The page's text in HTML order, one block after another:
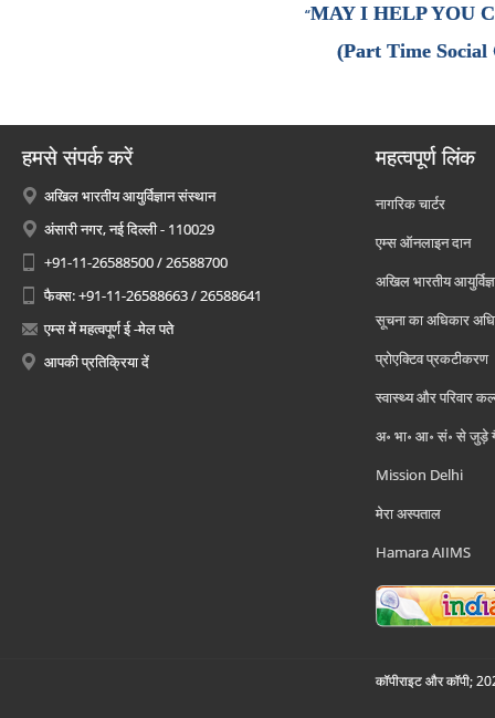
“MAY I HELP YOU
(Part Time Social
हमसे संपर्क करें
अखिल भारतीय आयुर्विज्ञान संस्थान
अंसारी नगर, नई दिल्ली - 110029
+91-11-26588500 / 26588700
फैक्स: +91-11-26588663 / 26588641
एम्स में महत्वपूर्ण ई -मेल पते
आपकी प्रतिक्रिया दें
महत्वपूर्ण लिंक
नागरिक चार्टर
एम्स ऑनलाइन दान
अखिल भारतीय
सूचना का अधिकार
प्रोएक्टिव प्रकटीकरण
स्वास्थ्य और परिवार
अ॰ भा॰ आ॰ सं॰ से जुड़े
Mission Delhi
मेरा अस्पताल
Hamara AIIMS
कॉपीराइट और कॉपी;